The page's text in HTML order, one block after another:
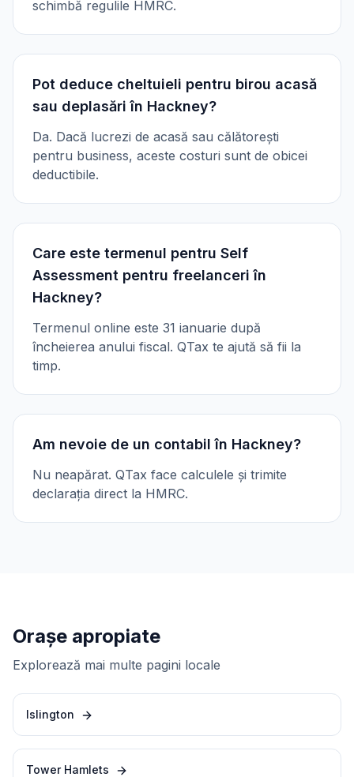
schimbă regulile HMRC.
Pot deduce cheltuieli pentru birou acasă
sau deplasări în Hackney?
Da. Dacă lucrezi de acasă sau călătorești
pentru business, aceste costuri sunt de obicei
deductibile.
Care este termenul pentru Self
Assessment pentru freelanceri în
Hackney?
Termenul online este 31 ianuarie după
încheierea anului fiscal. QTax te ajută să fii la
timp.
Am nevoie de un contabil în Hackney?
Nu neapărat. QTax face calculele și trimite
declarația direct la HMRC.
Orașe apropiate
Explorează mai multe pagini locale
Islington
Tower Hamlets